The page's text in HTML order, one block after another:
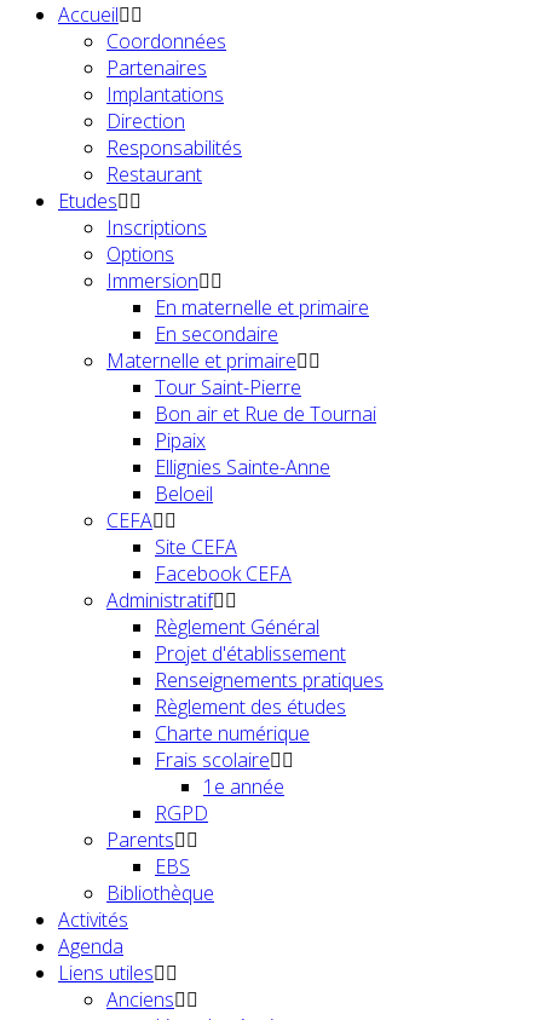
Accueil
Coordonnées
Partenaires
Implantations
Direction
Responsabilités
Restaurant
Etudes
Inscriptions
Options
Immersion
En maternelle et primaire
En secondaire
Maternelle et primaire
Tour Saint-Pierre
Bon air et Rue de Tournai
Pipaix
Ellignies Sainte-Anne
Beloeil
CEFA
Site CEFA
Facebook CEFA
Administratif
Règlement Général
Projet d'établissement
Renseignements pratiques
Règlement des études
Charte numérique
Frais scolaire
1e année
RGPD
Parents
EBS
Bibliothèque
Activités
Agenda
Liens utiles
Anciens